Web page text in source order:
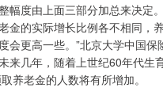
幅度由上面三部分加总来决定
金的实际增长比例各不相同，
会更高一些。”北京大学中国
来几年，随着上世纪60年代生
养老金的人数将有所增加。